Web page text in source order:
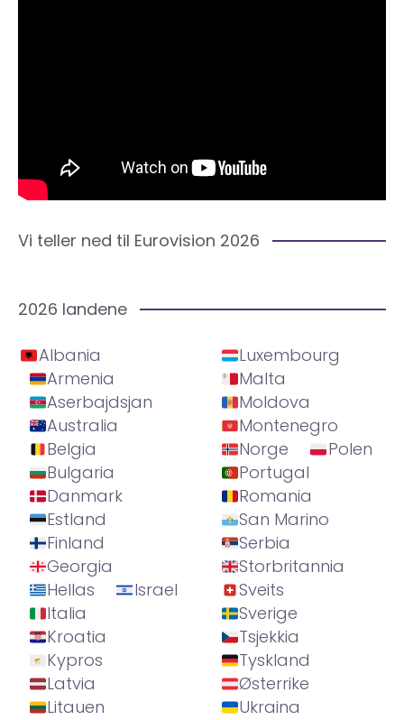
Vi teller ned til Eurovision 2026
2026 landene
Albania
Armenia
Aserbajdsjan
Australia
Belgia
Bulgaria
Danmark
Estland
Finland
Georgia
Hellas
Israel
Italia
Kroatia
Kypros
Latvia
Litauen
Luxembourg
Malta
Moldova
Montenegro
Norge
Polen
Portugal
Romania
San Marino
Serbia
Storbritannia
Sveits
Sverige
Tsjekkia
Tyskland
Østerrike
Ukraina